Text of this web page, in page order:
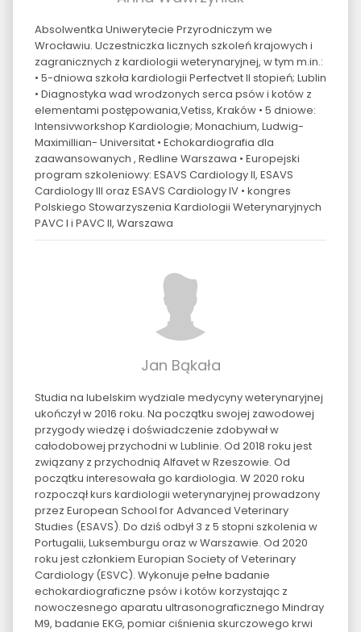
Absolwentka Uniwerytecie Przyrodniczym we
Wrocławiu. Uczestniczka licznych szkoleń krajowych i
zagranicznych z kardiologii weterynaryjnej, w tym m.in.:
• 5-dniowa szkoła kardiologii Perfectvet II stopień; Lublin
• Diagnostyka wad wrodzonych serca psów i kotów z
elementami postępowania,Vetiss, Kraków • 5 dniowe:
Intensivworkshop Kardiologie; Monachium, Ludwig-
Maximillian- Universitat • Echokardiografia dla
zaawansowanych , Redline Warszawa • Europejski
program szkoleniowy: ESAVS Cardiology II, ESAVS
Cardiology III oraz ESAVS Cardiology IV • kongres
Polskiego Stowarzyszenia Kardiologii Weterynaryjnych
PAVC I i PAVC II, Warszawa
Jan Bąkała
Studia na lubelskim wydziale medycyny weterynaryjnej
ukończył w 2016 roku. Na początku swojej zawodowej
przygody wiedzę i doświadczenie zdobywał w
całodobowej przychodni w Lublinie. Od 2018 roku jest
związany z przychodnią Alfavet w Rzeszowie. Od
początku interesowała go kardiologia. W 2020 roku
rozpoczął kurs kardiologii weterynaryjnej prowadzony
przez European School for Advanced Veterinary
Studies (ESAVS). Do dziś odbył 3 z 5 stopni szkolenia w
Portugalii, Luksemburgu oraz w Warszawie. Od 2020
roku jest członkiem Europian Society of Veterinary
Cardiology (ESVC). Wykonuje pełne badanie
echokardiograficzne psów i kotów korzystając z
nowoczesnego aparatu ultrasonograficznego Mindray
M9, badanie EKG, pomiar ciśnienia skurczowego krwi